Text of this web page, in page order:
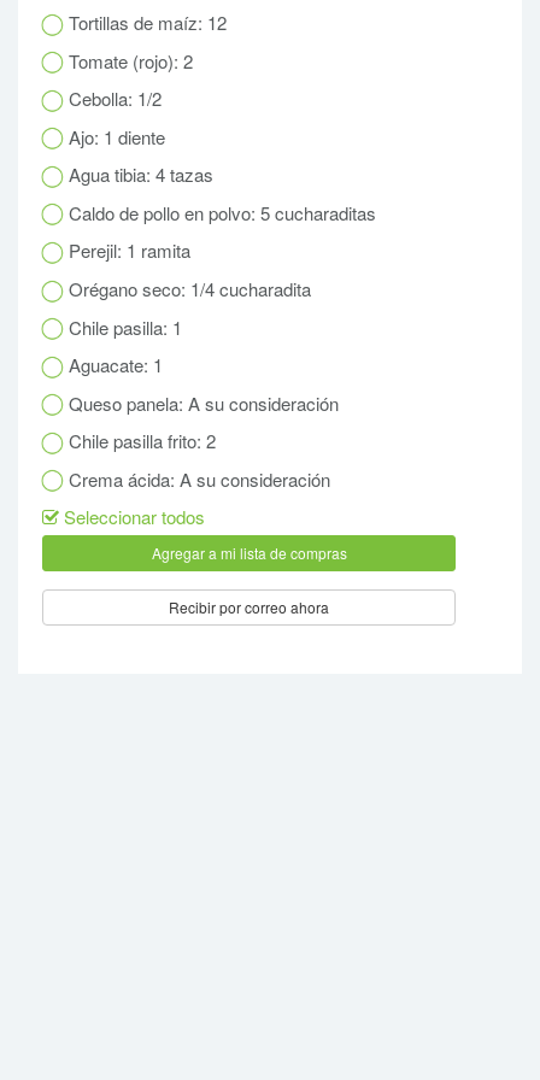
Tortillas de maíz: 12
Tomate (rojo): 2
Cebolla: 1/2
Ajo: 1 diente
Agua tibia: 4 tazas
Caldo de pollo en polvo: 5 cucharaditas
Perejil: 1 ramita
Orégano seco: 1/4 cucharadita
Chile pasilla: 1
Aguacate: 1
Queso panela: A su consideración
Chile pasilla frito: 2
Crema ácida: A su consideración
Seleccionar todos
Recibir por correo ahora